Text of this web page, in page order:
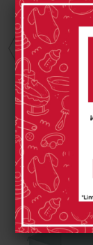
Babitas Sky
Blanco
10,75 €
1 opinión(es)